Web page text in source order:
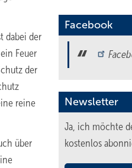
dabei der
Feuer
der
reine
über
Facebook
Newsletter
Ja, ich möchte
kostenlos